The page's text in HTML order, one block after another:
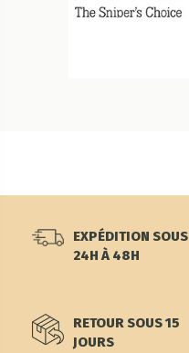
EXPÉDITION SOUS
24H À 48H
RETOUR SOUS 15
JOURS